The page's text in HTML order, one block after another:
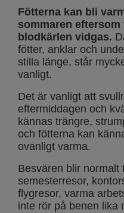
Fötterna kan bli
sommaren
blodkärlen vidgas.
fötter, anklar och
stilla länge, står
vanligt.
Det är vanligt att
eftermiddagen och
kännas trängre,
och fötterna kan
ovanligt varma.
Besvären blir normalt
semesterresor,
flygresor, varma
inte rör på benen lika